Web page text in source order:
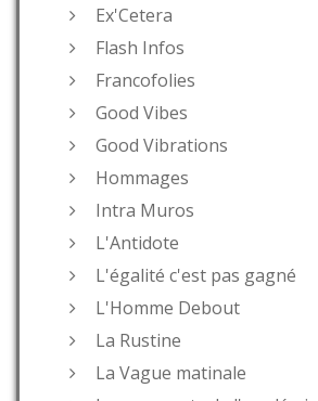
Ex'Cetera
Flash Infos
Francofolies
Good Vibes
Good Vibrations
Hommages
Intra Muros
L'Antidote
L'égalité c'est pas gagné
L'Homme Debout
La Rustine
La Vague matinale